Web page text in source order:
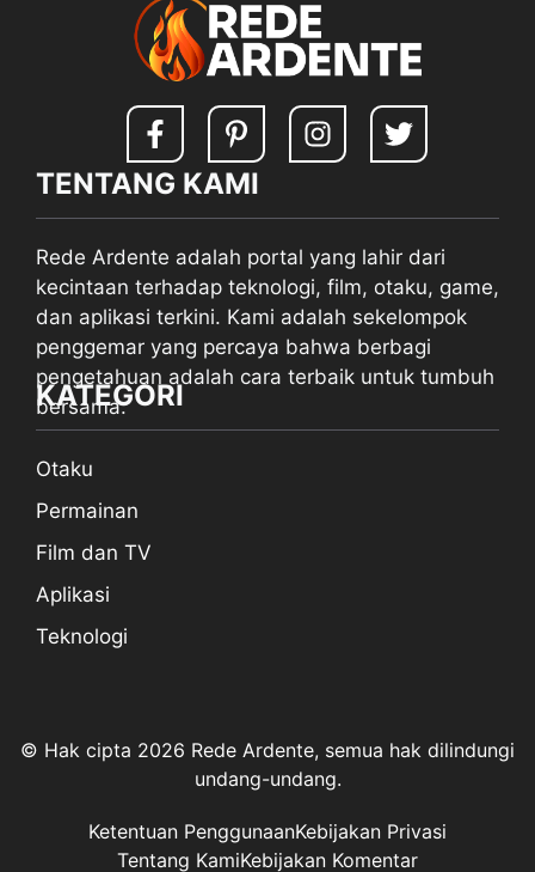
TENTANG KAMI
Rede Ardente adalah portal yang lahir dari
kecintaan terhadap teknologi, film, otaku, game,
dan aplikasi terkini. Kami adalah sekelompok
penggemar yang percaya bahwa berbagi
pengetahuan adalah cara terbaik untuk tumbuh
bersama.
KATEGORI
Otaku
Permainan
Film dan TV
Aplikasi
Teknologi
© Hak cipta 2026 Rede Ardente, semua hak dilindungi
undang-undang.
Kebijakan Privasi
Ketentuan Penggunaan
Kebijakan Komentar
Tentang Kami